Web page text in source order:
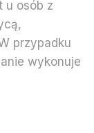
u osób z
przypadku
wykonuje